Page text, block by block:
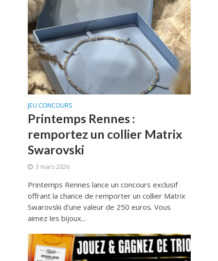
JEU CONCOURS
Printemps Rennes :
remportez un collier Matrix
Swarovski
3 mars 2026
Printemps Rennes lance un concours exclusif
offrant la chance de remporter un collier Matrix
Swarovski d’une valeur de 250 euros. Vous
aimez les bijoux...